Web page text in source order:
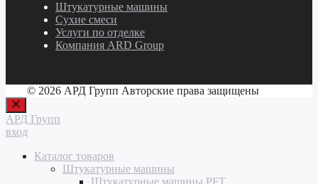
Штукатурные машины
Сухие смеси
Услуги по отделке
Компания ARD Group
© 2026 АРД Групп Авторские права защищены
Закрыть
АРД Групп
вход
Каталог товаров
Штукатурные машины